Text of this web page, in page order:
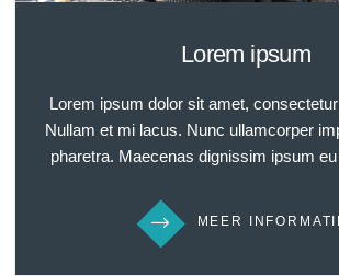
Lorem ipsum
Lorem ipsum dolor sit amet,
Nullam et mi lacus. Nunc ullamcorper
pharetra. Maecenas dignissim ipsum
orci. Nulla facilisi. Nullam quis tempor
accumsan tellus in cursus interdum.
MEER